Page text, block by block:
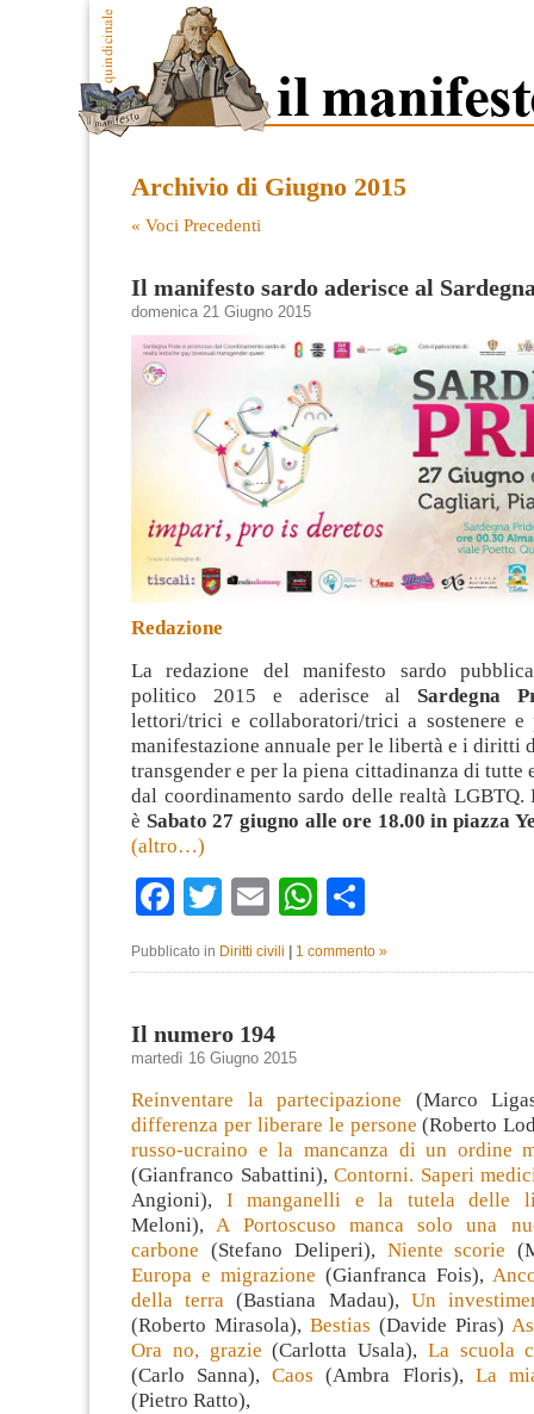
Archivio di Giugno 2015
« Voci Precedenti
Il manifesto sardo aderisce al
domenica 21 Giugno 2015
Redazione
La redazione del manifesto sardo
politico 2015 e aderisce al Sardegna
lettori/trici e collaboratori/trici a sostenere e
manifestazione annuale per le libertà e i diritti
transgender e per la piena cittadinanza di tutte
dal coordinamento sardo delle realtà LGBTQ.
è Sabato 27 giugno alle ore 18.00 in piazza
(altro…)
Facebook
TwitterEmailWhatsApp
Pubblicato in Diritti civili 1 commento »
Il numero 194
martedì 16 Giugno 2015
Reinventare la partecipazione (Marco
differenza per liberare le persone (Roberto
russo-ucraino e la mancanza di un ordine
(Gianfranco Sabattini), Contorni. Saperi
Angioni), I manganelli e la tutela delle
Meloni),A Portoscuso manca solo una
carbone (Stefano Deliperi),Niente scorie
Europa e migrazione (Gianfranca Fois),
della terra (Bastiana Madau), Un
(Roberto Mirasola), Bestias (Davide Piras)
Ora no, grazie (Carlotta Usala), La scuola
(Carlo Sanna),Caos (Ambra Floris), La
(Pietro Ratto),